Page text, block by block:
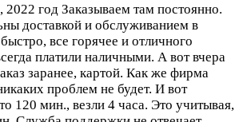
2022 год Заказываем там постоянно.
доставкой и обслуживанием в
все горячее и отличного
платили наличными. А вот вчера
заранее, картой. Как же фирма
проблем не будет. И вот
120 мин., везли 4 часа. Это учитывая,